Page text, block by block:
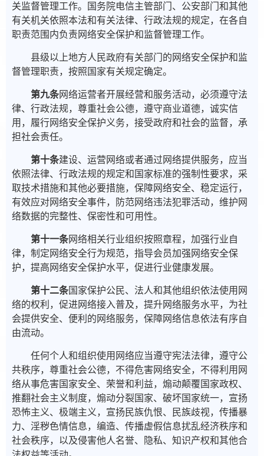
关监督管理工作。国务院电信主管部门、公安部门和其他
有关机关依照本法和有关法律、行政法规的规定，在各自
职责范围内负责网络安全保护和监督管理工作。
县级以上地方人民政府有关部门的网络安全保护和监
督管理职责，按照国家有关规定确定。
第九条网络运营者开展经营和服务活动，必须遵守法
律、行政法规，尊重社会公德，遵守商业道德，诚实信
用，履行网络安全保护义务，接受政府和社会的监督，承
担社会责任。
第十条建设、运营网络或者通过网络提供服务，应当
依照法律、行政法规的规定和国家标准的强制性要求，采
取技术措施和其他必要措施，保障网络安全、稳定运行，
有效应对网络安全事件，防范网络违法犯罪活动，维护网
络数据的完整性、保密性和可用性。
第十一条网络相关行业组织按照章程，加强行业自
律，制定网络安全行为规范，指导会员加强网络安全保
护，提高网络安全保护水平，促进行业健康发展。
第十二条国家保护公民、法人和其他组织依法使用网
络的权利，促进网络接入普及，提升网络服务水平，为社
会提供安全、便利的网络服务，保障网络信息依法有序自
由流动。
任何个人和组织使用网络应当遵守宪法法律，遵守公
共秩序，尊重社会公德，不得危害网络安全，不得利用网
络从事危害国家安全、荣誉和利益，煽动颠覆国家政权、
推翻社会主义制度，煽动分裂国家、破坏国家统一，宣扬
恐怖主义、极端主义，宣扬民族仇恨、民族歧视，传播暴
力、淫秽色情信息，编造、传播虚假信息扰乱经济秩序和
社会秩序，以及侵害他人名誉、隐私、知识产权和其他合